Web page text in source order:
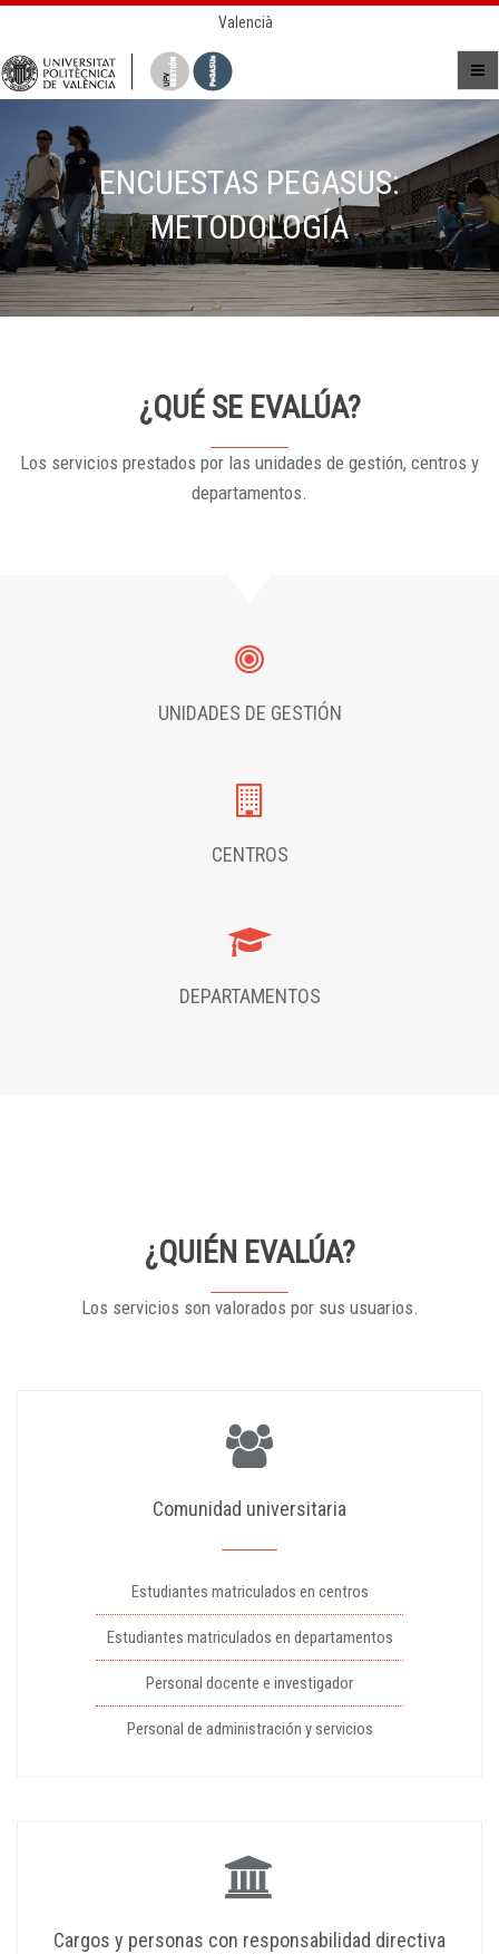
Valencià
ENCUESTAS PEGASUS:
METODOLOGÍA
¿QUÉ SE EVALÚA?
Los servicios prestados por las unidades de gestión, centros y
departamentos.
UNIDADES DE GESTIÓN
CENTROS
DEPARTAMENTOS
¿QUIÉN EVALÚA?
Los servicios son valorados por sus usuarios.
Comunidad universitaria
Estudiantes matriculados en centros
Estudiantes matriculados en departamentos
Personal docente e investigador
Personal de administración y servicios
Cargos y personas con responsabilidad directiva